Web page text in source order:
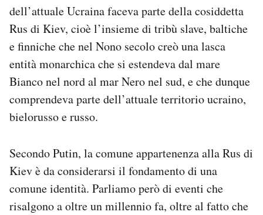
dell’attuale Ucraina faceva parte della cosiddetta
Rus di Kiev, cioè l’insieme di tribù slave, baltiche
e finniche che nel Nono secolo creò una lasca
entità monarchica che si estendeva dal mare
Bianco nel nord al mar Nero nel sud, e che dunque
comprendeva parte dell’attuale territorio ucraino,
bielorusso e russo.
Secondo Putin, la comune appartenenza alla Rus di
Kiev è da considerarsi il fondamento di una
comune identità. Parliamo però di eventi che
risalgono a oltre un millennio fa, oltre al fatto che